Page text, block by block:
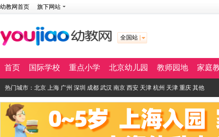
幼教网首页 旗下网站
全国站
首页 国际学校 重点小学 北京幼儿园 教师园地 家庭
热门城市： 北京 上海 广州 深圳 成都 武汉 南京 西安 天津 杭州 天津 重庆 其他